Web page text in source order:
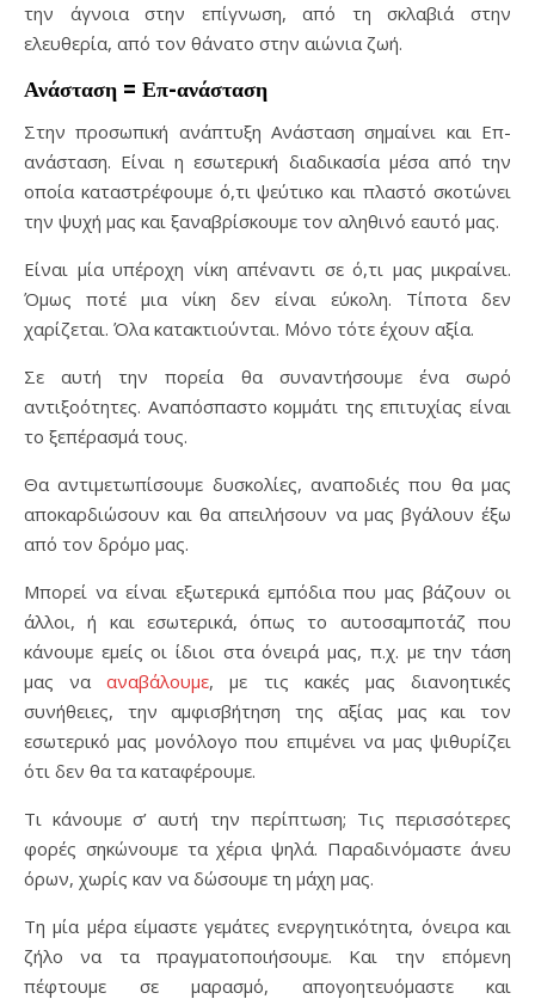
την άγνοια στην επίγνωση, από τη σκλαβιά στην
ελευθερία, από τον θάνατο στην αιώνια ζωή.
Ανάσταση = Επ-ανάσταση
Στην προσωπική ανάπτυξη Ανάσταση σημαίνει και Επ-
ανάσταση. Είναι η εσωτερική διαδικασία μέσα από την
οποία καταστρέφουμε ό,τι ψεύτικο και πλαστό σκοτώνει
την ψυχή μας και ξαναβρίσκουμε τον αληθινό εαυτό μας.
Είναι μία υπέροχη νίκη απέναντι σε ό,τι μας μικραίνει.
Όμως ποτέ μια νίκη δεν είναι εύκολη. Τίποτα δεν
χαρίζεται. Όλα κατακτιούνται. Μόνο τότε έχουν αξία.
Σε αυτή την πορεία θα συναντήσουμε ένα σωρό
αντιξοότητες. Αναπόσπαστο κομμάτι της επιτυχίας είναι
το ξεπέρασμά τους.
Θα αντιμετωπίσουμε δυσκολίες, αναποδιές που θα μας
αποκαρδιώσουν και θα απειλήσουν να μας βγάλουν έξω
από τον δρόμο μας.
Μπορεί να είναι εξωτερικά εμπόδια που μας βάζουν οι
άλλοι, ή και εσωτερικά, όπως το αυτοσαμποτάζ που
κάνουμε εμείς οι ίδιοι στα όνειρά μας, π.χ. με την τάση
μας νααναβάλουμε, με τις κακές μας διανοητικές
συνήθειες, την αμφισβήτηση της αξίας μας και τον
εσωτερικό μας μονόλογο που επιμένει να μας ψιθυρίζει
ότι δεν θα τα καταφέρουμε.
Τι κάνουμε σ’ αυτή την περίπτωση; Τις περισσότερες
φορές σηκώνουμε τα χέρια ψηλά. Παραδινόμαστε άνευ
όρων, χωρίς καν να δώσουμε τη μάχη μας.
Τη μία μέρα είμαστε γεμάτες ενεργητικότητα, όνειρα και
ζήλο να τα πραγματοποιήσουμε. Και την επόμενη
πέφτουμε σε μαρασμό, απογοητευόμαστε και